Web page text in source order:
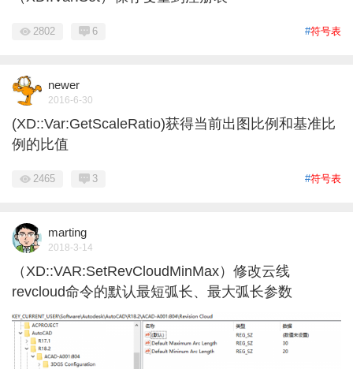
#符号表
2802 6
newer
2016-6-30
(XD::Var:GetScaleRatio)获得当前出图比例和基准比
例的比值
#符号表
2465 3
marting
2018-3-14
（XD::VAR:SetRevCloudMinMax）修改云线
revcloud命令的默认最短弧长、最大弧长参数